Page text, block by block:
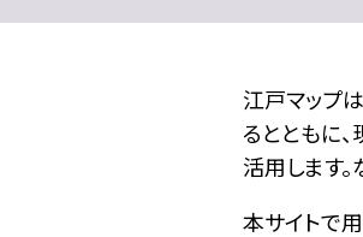
江戸マップは
るとともに
活用します
本サイトで